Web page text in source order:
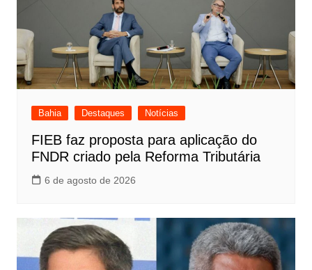
Bahia Destaques Notícias
FIEB faz proposta para aplicação do
FNDR criado pela Reforma Tributária
6 de agosto de 2026